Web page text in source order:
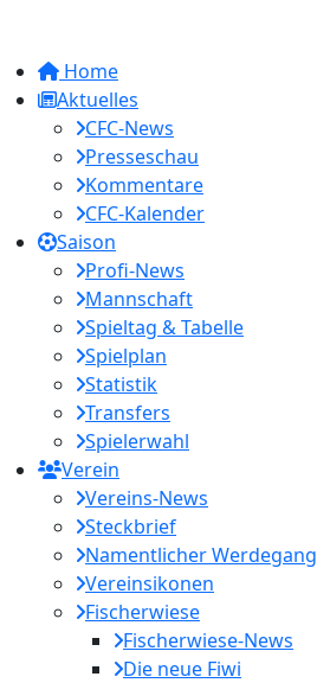
Home
Aktuelles
CFC-News
Presseschau
Kommentare
CFC-Kalender
Saison
Profi-News
Mannschaft
Spieltag & Tabelle
Spielplan
Statistik
Transfers
Spielerwahl
Verein
Vereins-News
Steckbrief
Namentlicher Werdegang
Vereinsikonen
Fischerwiese
Fischerwiese-News
Die neue Fiwi